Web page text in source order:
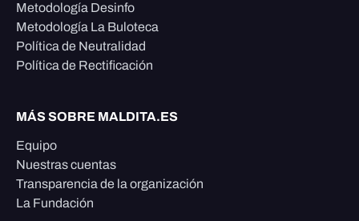
Metodología Desinfo
Metodología La Buloteca
Política de Neutralidad
Política de Rectificación
MÁS SOBRE MALDITA.ES
Equipo
Nuestras cuentas
Transparencia de la organización
La Fundación